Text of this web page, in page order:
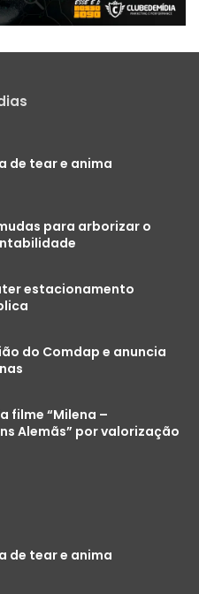
de tear e anima
para arborizar o
estacionamento
do Comdap e anuncia
filme “Milena –
Alemãs” por valorização
de tear e anima